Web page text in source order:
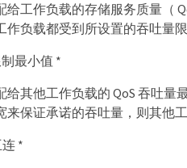
给工作负载的存储服务质量（
作负载都受到所设置的吞吐量
制最小值 *
给其他工作负载的 QoS 吞吐量
来保证承诺的吞吐量，则其他
*